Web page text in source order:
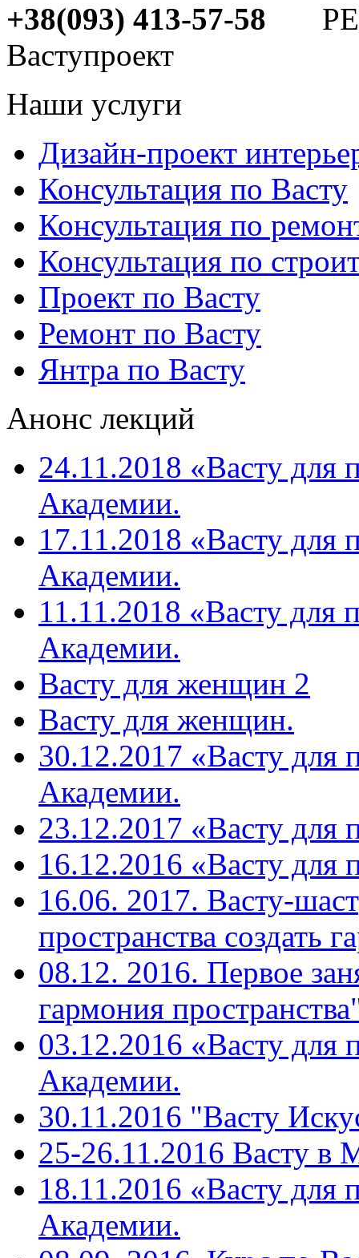
+38(093) 413-57-58
Ваступроект
Наши услуги
Дизайн-проект
Консультация по Васту
Консультация по
Консультация по
Проект по Васту
Ремонт по Васту
Янтра по Васту
Анонс лекций
24.11.2018 «Васту для
Академии.
17.11.2018 «Васту для
Академии.
11.11.2018 «Васту для
Академии.
Васту для женщин 2
Васту для женщин.
30.12.2017 «Васту для
Академии.
23.12.2017 «Васту для
16.12.2016 «Васту для
16.06. 2017. Васту-
пространства создать
08.12. 2016. Первое
гармония
03.12.2016 «Васту для
Академии.
30.11.2016 "Васту
25-26.11.2016 Васту в
18.11.2016 «Васту для
Академии.